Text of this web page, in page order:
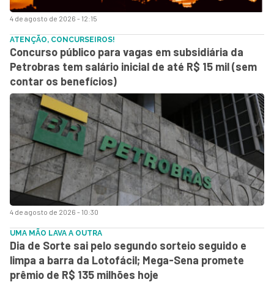
4 de agosto de 2026 - 12:15
4 de agosto de 2026 - 10:30
ATENÇÃO, CONCURSEIROS!
Concurso público para vagas em subsidiária da
Petrobras tem salário inicial de até R$ 15 mil (sem
contar os benefícios)
UMA MÃO LAVA A OUTRA
Dia de Sorte sai pelo segundo sorteio seguido e
limpa a barra da Lotofácil; Mega-Sena promete
prêmio de R$ 135 milhões hoje